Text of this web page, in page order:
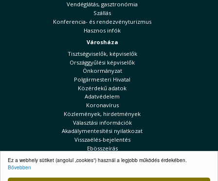
Ez a webhely sütiket (angolul „cookies”) használ a legjobb működés érdekében.
Bővebben
Vendéglátás, gasztronómia
Szállás
Konferencia- és rendezvényturizmus
Hasznos infók
Városháza
Tisztségviselők, képviselők
Országgyűlési képviselők
Önkormányzat
Polgármesteri Hivatal
Közérdekű adatok
Adatvédelem
Koronavírus
Közlemények, hirdetmények
Választási információk
Akadálymentesítési nyilatkozat
Visszaélés-bejelentés
Ebösszeírás
Kecskeméti Hírek